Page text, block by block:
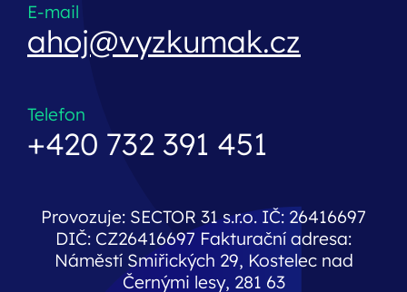
E-mail
ahoj@vyzkumak.cz
Telefon
+420 732 391 451
Provozuje: SECTOR 31 s.r.o. IČ: 26416697
DIČ: CZ26416697 Fakturační adresa:
Náměstí Smiřických 29, Kostelec nad
Černými lesy, 281 63